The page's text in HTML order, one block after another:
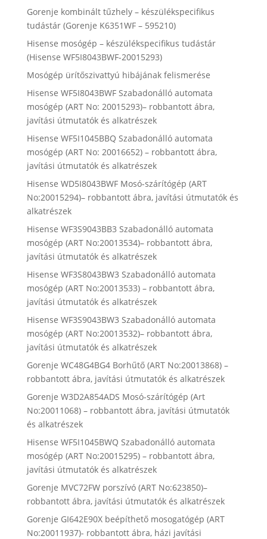
Gorenje kombinált tűzhely – készülékspecifikus
tudástár (Gorenje K6351WF – 595210)
Hisense mosógép – készülékspecifikus tudástár
(Hisense WF5I8043BWF-20015293)
Mosógép ürítőszivattyú hibájának felismerése
Hisense WF5I8043BWF Szabadonálló automata
mosógép (ART No: 20015293)– robbantott ábra,
javítási útmutatók és alkatrészek
Hisense WF5I1045BBQ Szabadonálló automata
mosógép (ART No: 20016652) – robbantott ábra,
javítási útmutatók és alkatrészek
Hisense WD5I8043BWF Mosó-szárítógép (ART
No:20015294)– robbantott ábra, javítási útmutatók és
alkatrészek
Hisense WF3S9043BB3 Szabadonálló automata
mosógép (ART No:20013534)– robbantott ábra,
javítási útmutatók és alkatrészek
Hisense WF3S8043BW3 Szabadonálló automata
mosógép (ART No:20013533) – robbantott ábra,
javítási útmutatók és alkatrészek
Hisense WF3S9043BW3 Szabadonálló automata
mosógép (ART No:20013532)– robbantott ábra,
javítási útmutatók és alkatrészek
Gorenje WC48G4BG4 Borhűtő (ART No:20013868) –
robbantott ábra, javítási útmutatók és alkatrészek
Gorenje W3D2A854ADS Mosó-szárítógép (Art
No:20011068) – robbantott ábra, javítási útmutatók
és alkatrészek
Hisense WF5I1045BWQ Szabadonálló automata
mosógép (ART No:20015295) – robbantott ábra,
javítási útmutatók és alkatrészek
Gorenje MVC72FW porszívó (ART No:623850)–
robbantott ábra, javítási útmutatók és alkatrészek
Gorenje GI642E90X beépíthető mosogatógép (ART
No:20011937)- robbantott ábra, házi javítási